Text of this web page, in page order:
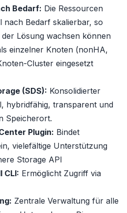
Bedarf: Die Ressourcen
nach Bedarf skalierbar, so
Lösung wachsen können
einzelner Knoten (nonHA,
Cluster eingesetzt
(SDS): Konsolidierter
hybridfähig, transparent und
Speicherort.
Plugin: Bindet
vielefältige Unterstützung
Storage API
CLI: Ermöglicht Zugriff via
Zentrale Verwaltung für alle